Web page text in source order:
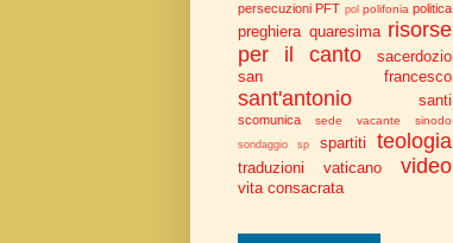
persecuzioni PFT pol polifonia politica
preghiera quaresima risorse
per il canto
sacerdozio
san francesco
sant'antonio santi
scomunica sede vacante sinodo
sondaggio sp spartiti teologia
traduzioni vaticano video
vita consacrata